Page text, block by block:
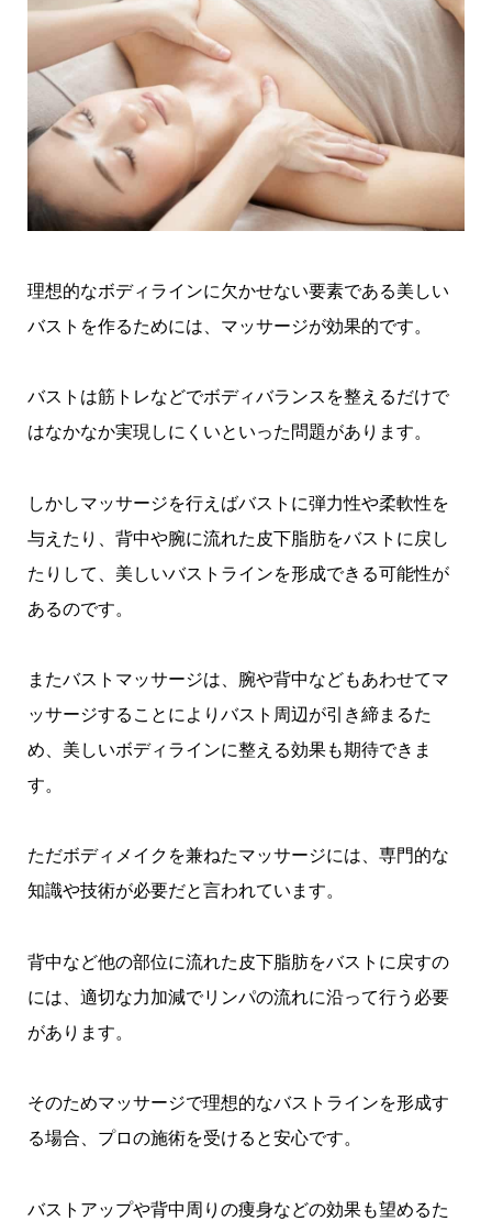
理想的なボディラインに欠かせない要素である美しい
バストを作るためには、マッサージが効果的です。
バストは筋トレなどでボディバランスを整えるだけで
はなかなか実現しにくいといった問題があります。
しかしマッサージを行えばバストに弾力性や柔軟性を
与えたり、背中や腕に流れた皮下脂肪をバストに戻し
たりして、美しいバストラインを形成できる可能性が
あるのです。
またバストマッサージは、腕や背中などもあわせてマ
ッサージすることによりバスト周辺が引き締まるた
め、美しいボディラインに整える効果も期待できま
す。
ただボディメイクを兼ねたマッサージには、専門的な
知識や技術が必要だと言われています。
背中など他の部位に流れた皮下脂肪をバストに戻すの
には、適切な力加減でリンパの流れに沿って行う必要
があります。
そのためマッサージで理想的なバストラインを形成す
る場合、プロの施術を受けると安心です。
バストアップや背中周りの痩身などの効果も望めるた